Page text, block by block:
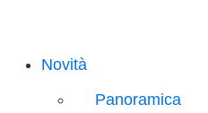
Novità
Panoramica